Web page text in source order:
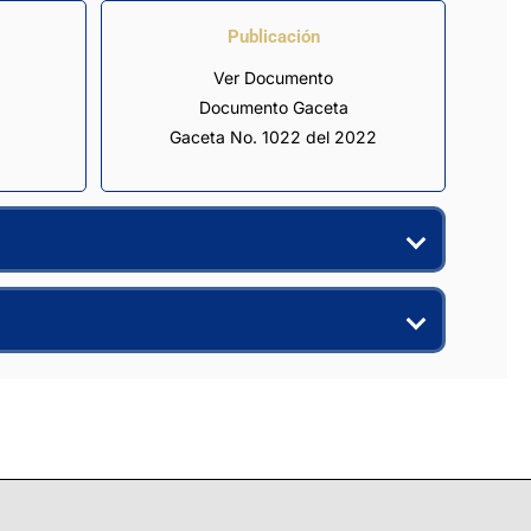
Publicación
Ver Documento
Documento Gaceta
Gaceta No. 1022 del 2022